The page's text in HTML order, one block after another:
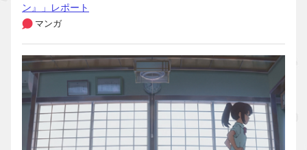
ン』」レポート
マンガ